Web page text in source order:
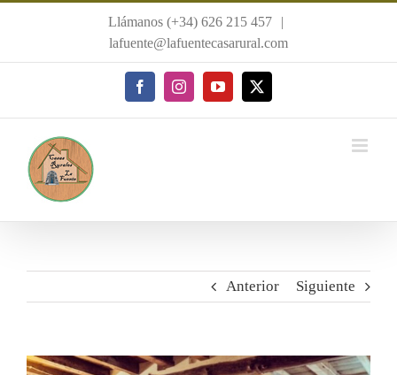
Llámanos (+34) 626 215 457
|
lafuente@lafuentecasarural.com
FacebookInstagramYouTube
X
Anterior Siguiente